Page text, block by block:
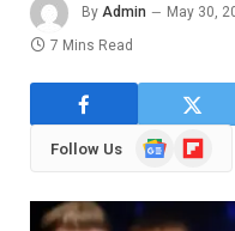
By Admin May 30,
7 Mins Read
Follow Us
GoogleFlipboard